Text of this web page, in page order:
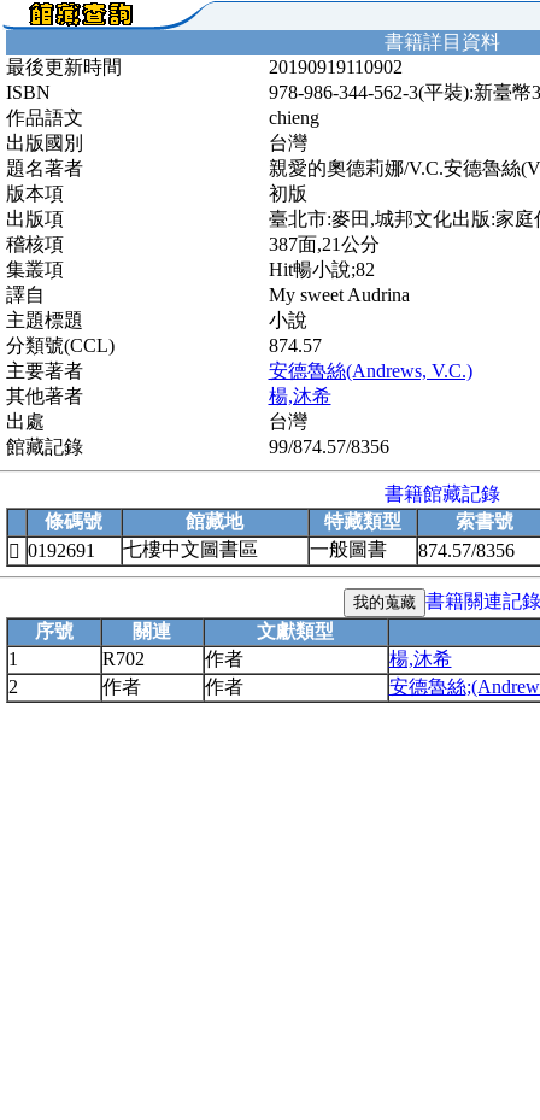
書籍詳目資料
最後更新時間
20190919110902
ISBN
978-986-344-562-3(平裝):新臺幣
作品語文
chieng
出版國別
台灣
題名著者
親愛的奧德莉娜/V.C.安德魯絲
版本項
初版
出版項
臺北市:麥田,城邦文化出版:家
稽核項
387面,21公分
集叢項
Hit暢小說;82
譯自
My sweet Audrina
主題標題
小說
分類號(CCL)
874.57
主要著者
安德魯絲(Andrews, V.C.)
其他著者
楊,沐希
出處
台灣
館藏記錄
99/874.57/8356
書籍館藏記錄
條碼號
館藏地 特藏類型
索書號
 0192691 七樓中文圖書區 一般圖書 874.57/8356
書籍關連記錄
序號
關連
文獻類型
1
R702 作者
楊,沐希
2
作者 作者 安德魯絲